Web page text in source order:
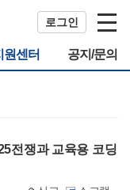
로그인
원센터 공지/문의
전쟁과 교육용 코딩